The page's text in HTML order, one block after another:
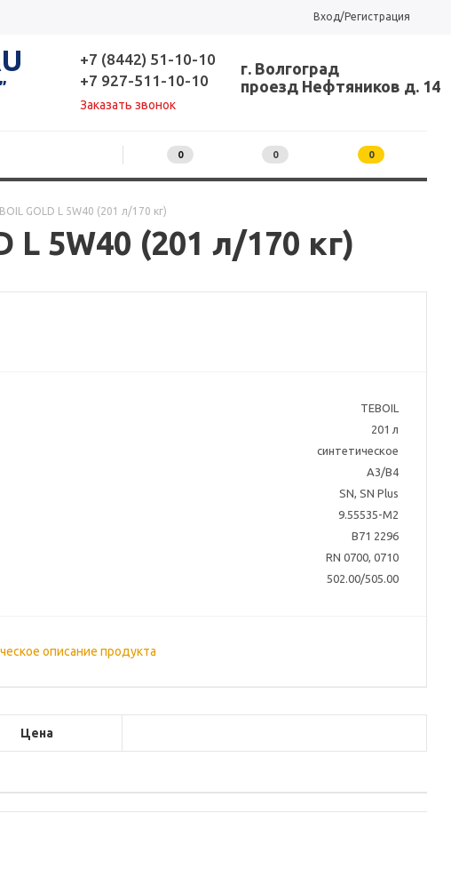
Вход/Регистрация
+7 (8442) 51-10-10
+7 927-511-10-10
Заказать звонок
г. Волгоград
проезд Нефтяников д. 14
0 0 0
GOLD L 5W40 (201 л/170 кг)
L 5W40 (201 л/170 кг)
TEBOIL
201 л
синтетическое
A3/B4
SN, SN Plus
9.55535-M2
B71 2296
RN 0700, 0710
502.00/505.00
описание продукта
Цена